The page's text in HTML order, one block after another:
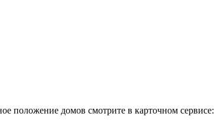
положение домов смотрите в карточном сервисе: